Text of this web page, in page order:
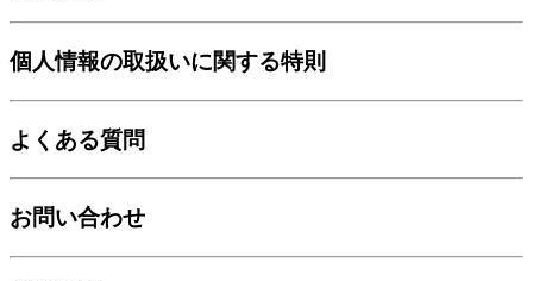
個人情報の取扱いに関する特則
よくある質問
お問い合わせ